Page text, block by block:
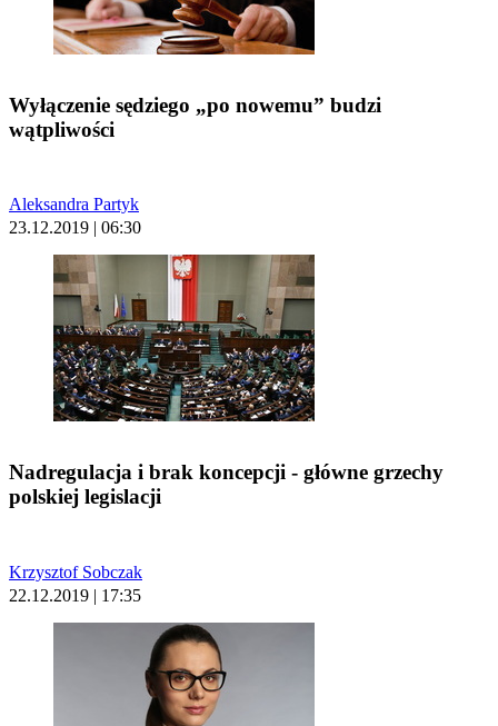
Wyłączenie sędziego „po nowemu” budzi
wątpliwości
Aleksandra Partyk
23.12.2019 | 06:30
Nadregulacja i brak koncepcji - główne grzechy
polskiej legislacji
Krzysztof Sobczak
22.12.2019 | 17:35